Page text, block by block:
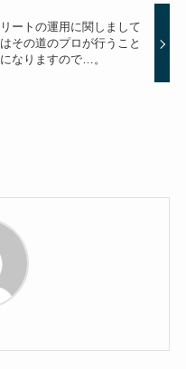
リートの運用に関しまして
はその道のプロが行うこと
になりますので…。